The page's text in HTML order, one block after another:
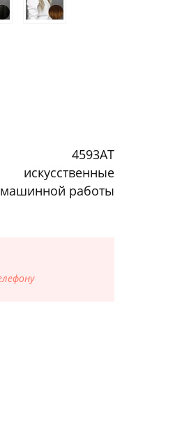
4593AT
искусственные
машинной работы